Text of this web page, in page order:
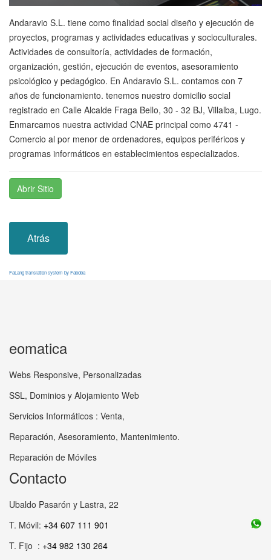
Andaravio S.L. tiene como finalidad social diseño y ejecución de
proyectos, programas y actividades educativas y socioculturales.
Actividades de consultoría, actividades de formación,
organización, gestión, ejecución de eventos, asesoramiento
psicológico y pedagógico. En Andaravio S.L. contamos con 7
años de funcionamiento. tenemos nuestro domicilio social
registrado en Calle Alcalde Fraga Bello, 30 - 32 BJ, Villalba, Lugo.
Enmarcamos nuestra actividad CNAE principal como 4741 -
Comercio al por menor de ordenadores, equipos periféricos y
programas informáticos en establecimientos especializados.
Abrir Sitio
Atrás
FaLang translation system by Faboba
eomatica
Webs Responsive, Personalizadas
SSL, Dominios y Alojamiento Web
Servicios Informáticos : Venta,
Reparación, Asesoramiento, Mantenimiento.
Reparación de Móviles
Contacto
Ubaldo Pasarón y Lastra, 22
T. Móvil: +34 607 111 901
T. Fijo : +34 982 130 264